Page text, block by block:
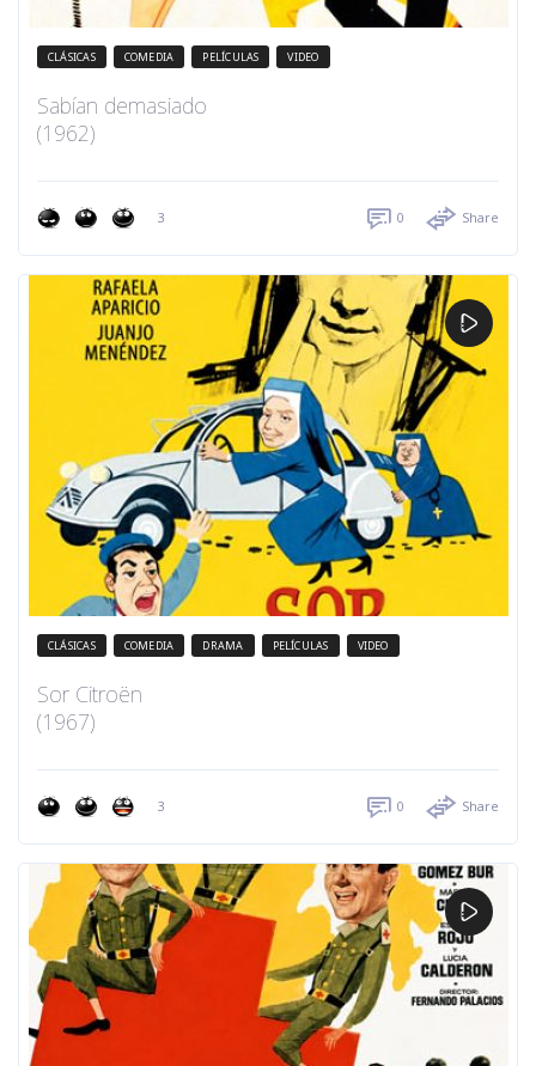
CLÁSICAS COMEDIA PELÍCULAS VIDEO
Sabían demasiado
(1962)
3 0 Share
CLÁSICAS COMEDIA DRAMA PELÍCULAS VIDEO
Sor Citroën
(1967)
3 0 Share